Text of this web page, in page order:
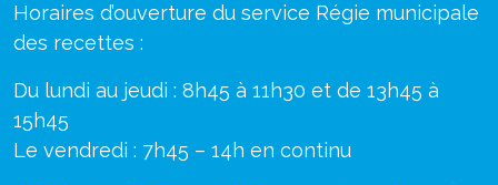
Horaires d’ouverture du service Régie municipale
des recettes :
Du lundi au jeudi : 8h45 à 11h30 et de 13h45 à
15h45
Le vendredi : 7h45 – 14h en continu